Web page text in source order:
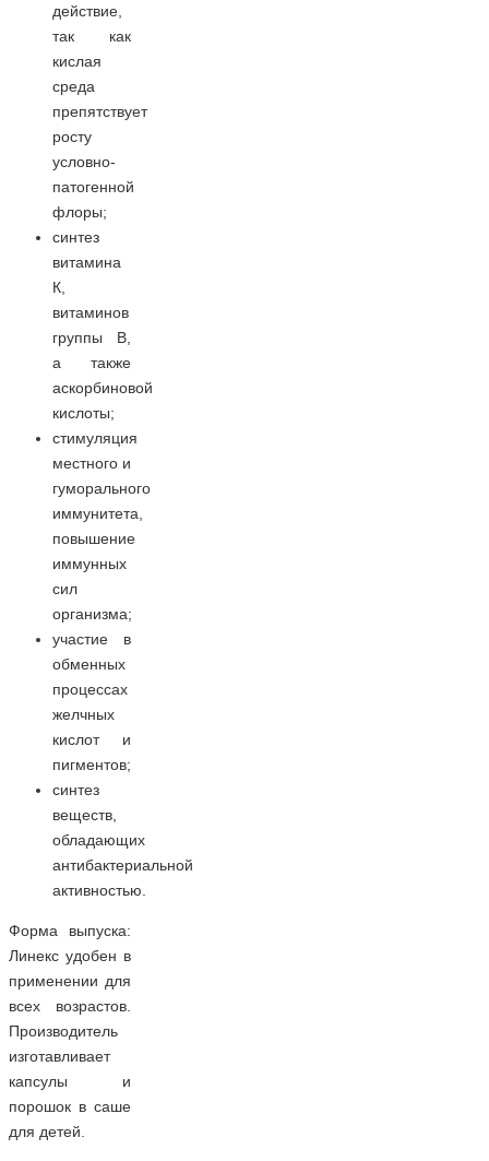
действие,
так как
кислая
среда
препятствует
росту
условно-
патогенной
флоры;
синтез
витамина
К,
витаминов
группы В,
а также
аскорбиновой
кислоты;
стимуляция
местного и
гуморального
иммунитета,
повышение
иммунных
сил
организма;
участие в
обменных
процессах
желчных
кислот и
пигментов;
синтез
веществ,
обладающих
антибактериальной
активностью.
Форма выпуска:
Линекс удобен в
применении для
всех возрастов.
Производитель
изготавливает
капсулы и
порошок в саше
для детей.